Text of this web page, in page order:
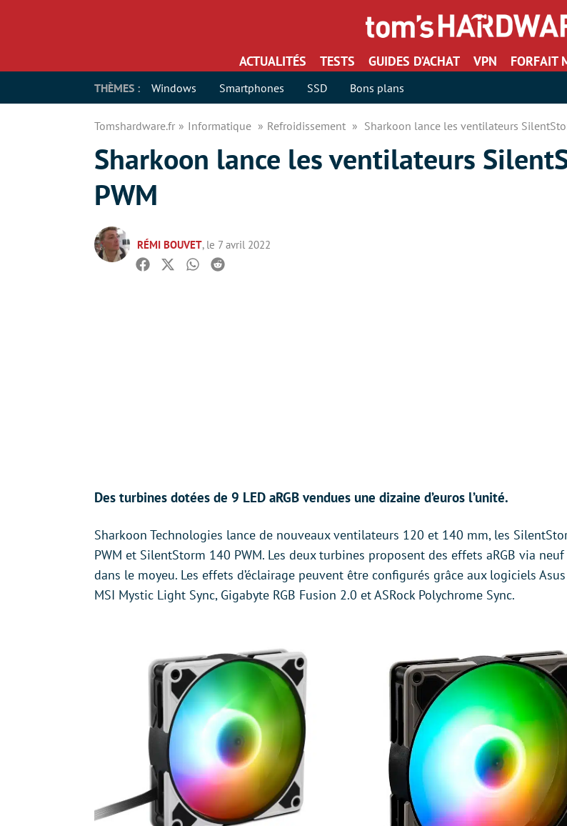
ACTUALITÉS TESTS GUIDES D’ACHAT VPN FORFAIT
THÈMES : Windows Smartphones SSD Bons plans
Tomshardware.fr Informatique Refroidissement Sharkoon lance les ventilateurs
Sharkoon lance les ventilateurs
PWM
RÉMI BOUVET, le 7 avril 2022
Facebook
TwitterWhatsapp
Reddit
Des turbines dotées de 9 LED aRGB vendues une dizaine d’euros l’unité.
Sharkoon Technologies lance de nouveaux ventilateurs 120 et 140 mm, les
PWM et SilentStorm 140 PWM. Les deux turbines proposent des effets aRGB via neuf
dans le moyeu. Les effets d’éclairage peuvent être configurés grâce aux logiciels Asus
MSI Mystic Light Sync, Gigabyte RGB Fusion 2.0 et ASRock Polychrome Sync.